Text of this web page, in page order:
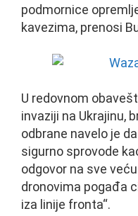
podmornice
kavezima, prenosi
U redovnom
invaziji na Ukrajinu,
odbrane navelo je
sigurno sprovode
odgovor na sve
dronovima pogađa
iza linije fronta“.